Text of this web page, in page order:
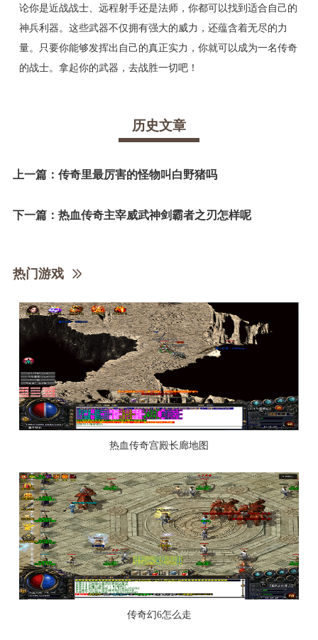
论你是近战战士、远程射手还是法师，你都可以找到适合自己的
神兵利器。这些武器不仅拥有强大的威力，还蕴含着无尽的力
量。只要你能够发挥出自己的真正实力，你就可以成为一名传奇
的战士。拿起你的武器，去战胜一切吧！
历史文章
上一篇： 传奇里最厉害的怪物叫白野猪吗
下一篇： 热血传奇主宰威武神剑霸者之刃怎样呢
热门游戏
热血传奇宫殿长廊地图
传奇幻6怎么走